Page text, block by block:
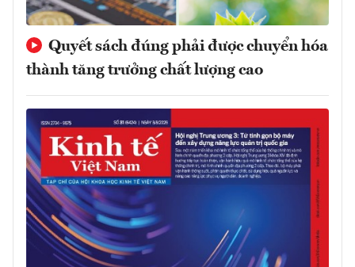
Quyết sách đúng phải được chuyển hóa
thành tăng trưởng chất lượng cao